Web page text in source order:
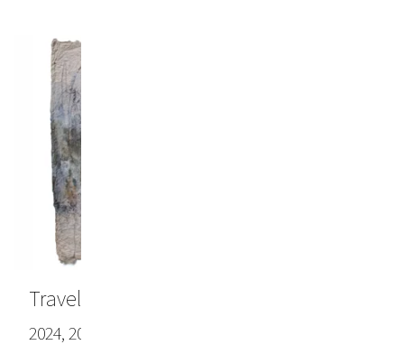
Travel note #12
2024, 20.86 x 29.13 (53.0 x 74.0 cm)